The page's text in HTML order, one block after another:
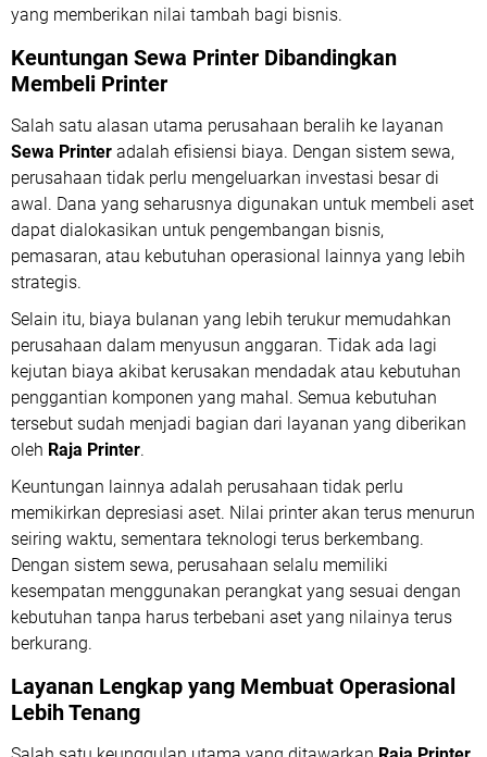
yang memberikan nilai tambah bagi bisnis.
Keuntungan Sewa Printer Dibandingkan
Membeli Printer
Salah satu alasan utama perusahaan beralih ke layanan
Sewa Printer adalah efisiensi biaya. Dengan sistem sewa,
perusahaan tidak perlu mengeluarkan investasi besar di
awal. Dana yang seharusnya digunakan untuk membeli aset
dapat dialokasikan untuk pengembangan bisnis,
pemasaran, atau kebutuhan operasional lainnya yang lebih
strategis.
Selain itu, biaya bulanan yang lebih terukur memudahkan
perusahaan dalam menyusun anggaran. Tidak ada lagi
kejutan biaya akibat kerusakan mendadak atau kebutuhan
penggantian komponen yang mahal. Semua kebutuhan
tersebut sudah menjadi bagian dari layanan yang diberikan
oleh Raja Printer.
Keuntungan lainnya adalah perusahaan tidak perlu
memikirkan depresiasi aset. Nilai printer akan terus menurun
seiring waktu, sementara teknologi terus berkembang.
Dengan sistem sewa, perusahaan selalu memiliki
kesempatan menggunakan perangkat yang sesuai dengan
kebutuhan tanpa harus terbebani aset yang nilainya terus
berkurang.
Layanan Lengkap yang Membuat Operasional
Lebih Tenang